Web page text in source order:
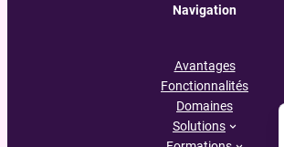
Navigation
Avantages
Fonctionnalités
Domaines
Solutions